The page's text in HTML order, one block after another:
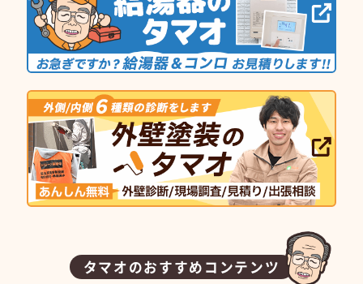
タマオのおすすめコンテンツ